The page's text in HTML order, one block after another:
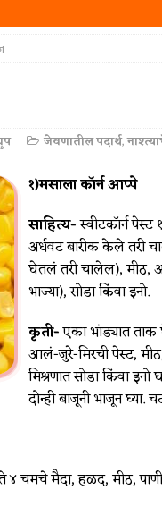
जेवणातील पदार्थ,
१)मसाला कॉर्न आप्पे
साहित्य-स्वीटकॉर्न
अर्धवट बारीक केले तरी
घेतलं तरी चालेल), मीठ,
भाज्या), सोडा किंवा इनो.
कृती-एका भांड्यात ताक
आलं-जुरे-मिरची पेस्ट,
मिश्रणात सोडा किंवा
दोन्ही बाजूनी भाजून घ्या.
४ चमचे मैदा, हळद, मीठ,